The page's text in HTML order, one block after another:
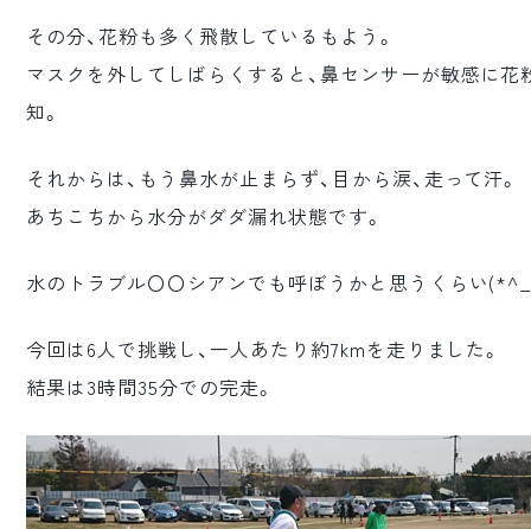
その分、花粉も多く飛散しているもよう。
マスクを外してしばらくすると、鼻センサーが敏感に花
知。
それからは、もう鼻水が止まらず、目から涙、走って汗。
あちこちから水分がダダ漏れ状態です。
水のトラブル〇〇シアンでも呼ぼうかと思うくらい
今回は6人で挑戦し、一人あたり約7kmを走りました。
結果は3時間35分での完走。